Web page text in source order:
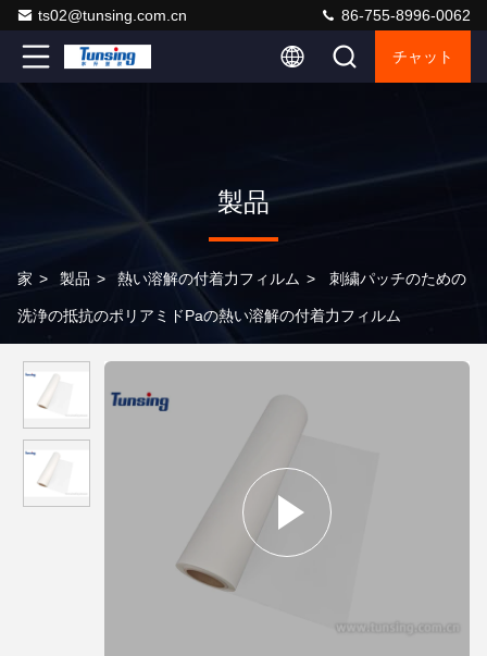
ts02@tunsing.com.cn 86-755-8996-0062
チャット
製品
家 > 製品 > 熱い溶解の付着力フィルム > 刺繍パッチのための
洗浄の抵抗のポリアミドPaの熱い溶解の付着力フィルム